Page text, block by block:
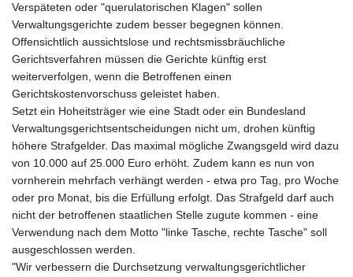
Verspäteten oder "querulatorischen Klagen" sollen
Verwaltungsgerichte zudem besser begegnen können.
Offensichtlich aussichtslose und rechtsmissbräuchliche
Gerichtsverfahren müssen die Gerichte künftig erst
weiterverfolgen, wenn die Betroffenen einen
Gerichtskostenvorschuss geleistet haben.
Setzt ein Hoheitsträger wie eine Stadt oder ein Bundesland
Verwaltungsgerichtsentscheidungen nicht um, drohen künftig
höhere Strafgelder. Das maximal mögliche Zwangsgeld wird dazu
von 10.000 auf 25.000 Euro erhöht. Zudem kann es nun von
vornherein mehrfach verhängt werden - etwa pro Tag, pro Woche
oder pro Monat, bis die Erfüllung erfolgt. Das Strafgeld darf auch
nicht der betroffenen staatlichen Stelle zugute kommen - eine
Verwendung nach dem Motto "linke Tasche, rechte Tasche" soll
ausgeschlossen werden.
"Wir verbessern die Durchsetzung verwaltungsgerichtlicher